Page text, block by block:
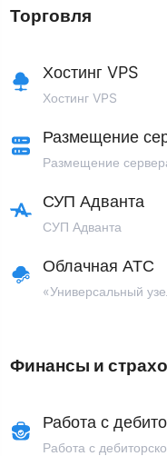
Торговля
Хостинг VPS
Хостинг VPS
Размещение
Размещение
СУП Адванта
СУП Адванта
Облачная АТС
«Универсальный
Финансы и
Работа с
Работа с